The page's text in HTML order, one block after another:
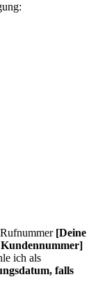
[Deine
ich als
falls